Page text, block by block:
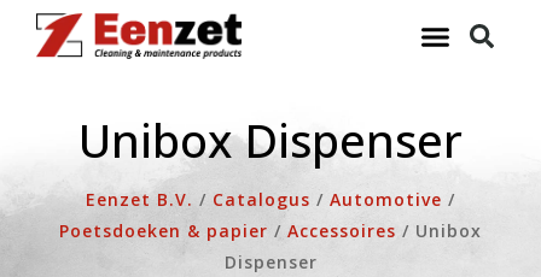
naar
Unibox Dispenser
Eenzet B.V. / Catalogus / Automotive /
Poetsdoeken & papier / Accessoires / Unibox
Dispenser